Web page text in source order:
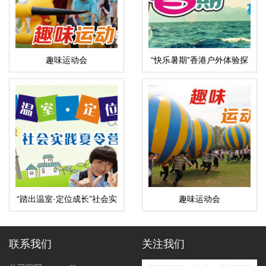
趣味运动会
“快乐暑期”香港户外体验探
索夏令营
“踏出温室·定位成长”社会实
践夏令营
趣味运动会
联系我们 关注我们